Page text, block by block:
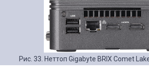
Рис. 33. Неттоп Gigabyte BRIX Comet